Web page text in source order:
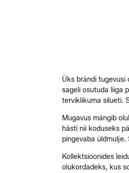
Üks brändi
sageli osutuda liiga
terviklikuma silueti.
Mugavus mängib
hästi nii koduseks
pingevaba
Kollektsioonides
olukordadeks, kus